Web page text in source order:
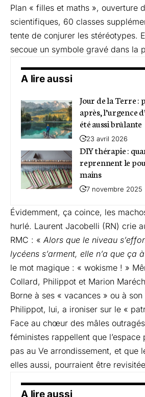
Plan « filles et maths », ouverture
scientifiques, 60 classes
tente de conjurer les stéréotypes.
secoue un symbole gravé dans la
A lire aussi
Jour de la Terre :
après, l’urgence
été aussi brûlante
23 avril 2026
DIY thérapie :
reprennent le
mains
7 novembre 2025
Évidemment, ça coince, les
hurlé. Laurent Jacobelli (RN) crie
RMC : « Alors que le niveau
lycéens s’arment, elle n’a que ça
le mot magique : « wokisme ! »
Collard, Philippot et Marion
Borne à ses « vacances » ou à
Philippot, lui, a ironiser sur le «
Face au chœur des mâles
féministes rappellent que l’espace
pas au Ve arrondissement, et que
elles aussi, pourraient être
A lire aussi